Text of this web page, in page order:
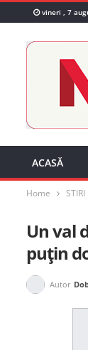
vineri , 7
ACASĂ
Home STIRI
Un val
puțin
Autor